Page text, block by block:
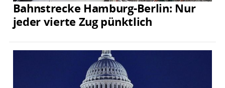
Bahnstrecke Hamburg-Berlin: Nur
jeder vierte Zug pünktlich